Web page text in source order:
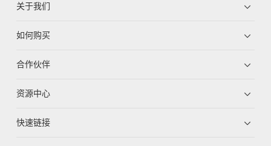
关于我们
如何购买
合作伙伴
资源中心
快速链接